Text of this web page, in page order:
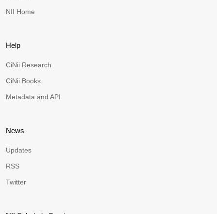
NII Home
Help
CiNii Research
CiNii Books
Metadata and API
News
Updates
RSS
Twitter